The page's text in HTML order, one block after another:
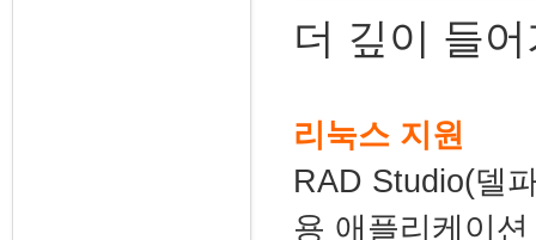
더 깊이 들
리눅스 지원
RAD Studio(델
용 애플리케이